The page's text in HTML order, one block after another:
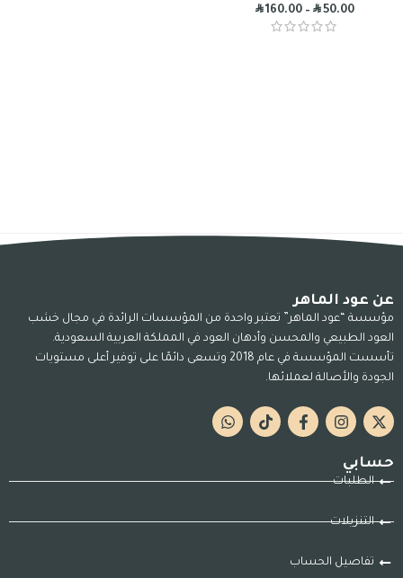
R50.00
–
R160.00
عن عود الماهر
مؤسسة “عود الماهر” تعتبر واحدة من المؤسسات الرائدة في مجال خشب
العود الطبيعي والمحسن وأدهان العود في المملكة العربية السعودية.
تأسست المؤسسة في عام 2018 وتسعى دائمًا على توفير أعلى مستويات
الجودة والأصالة لعملائها.
حسابي
الطلبات
التنزيلات
تفاصيل الحساب